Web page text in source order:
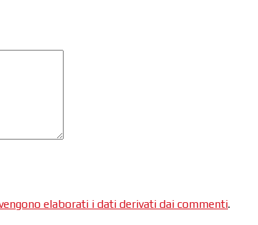
elaborati i dati derivati dai commenti.